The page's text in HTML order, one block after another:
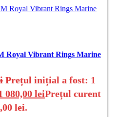
Royal Vibrant Rings Marine
Prețul inițial a fost: 1
080,00 leiPrețul curent
lei.